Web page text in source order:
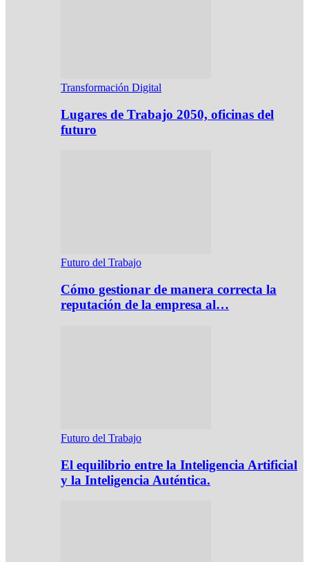
Transformación Digital
Lugares de Trabajo 2050, oficinas del
futuro
Futuro del Trabajo
Cómo gestionar de manera correcta la
reputación de la empresa al…
Futuro del Trabajo
El equilibrio entre la Inteligencia Artificial
y la Inteligencia Auténtica.